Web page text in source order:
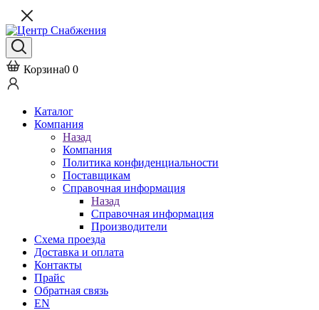
Корзина0 0
Каталог
Компания
Назад
Компания
Политика конфиденциальности
Поставщикам
Справочная информация
Назад
Справочная информация
Производители
Схема проезда
Доставка и оплата
Контакты
Прайс
Обратная связь
EN